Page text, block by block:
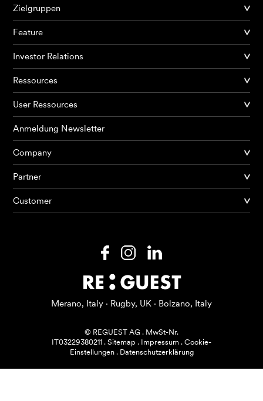
Produkte
KI Agents
Ressourcen
Über mich
Zielgruppen
Feature
Investor Relations
Ressources
User Ressources
Anmeldung Newsletter
Company
Partner
Customer
Merano, Italy · Rugby, UK · Bolzano, Italy
© REGUEST AG . MwSt-Nr.
IT03229380211 . Sitemap . Impressum . Cookie-
Einstellungen. Datenschutzerklärung